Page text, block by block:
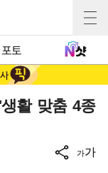
포토
활 맞춤 4종
가가